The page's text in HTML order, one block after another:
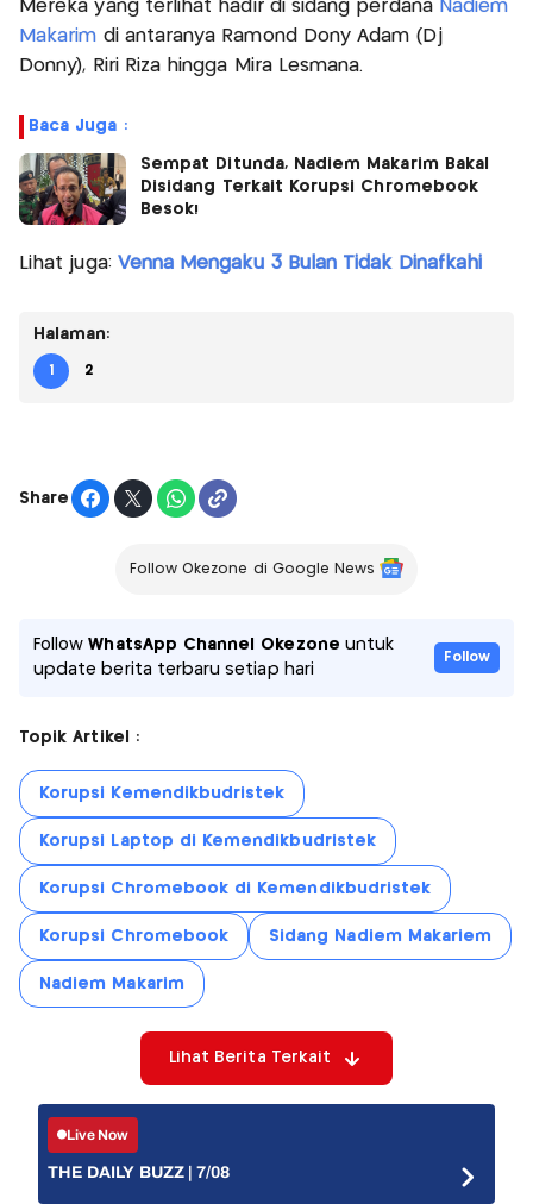
Mereka yang terlihat hadir di sidang perdanaNadiem
Makarim di antaranya Ramond Dony Adam (Dj
Donny), Riri Riza hingga Mira Lesmana.
Baca Juga :
Sempat Ditunda, Nadiem Makarim Bakal
Disidang Terkait Korupsi Chromebook
Besok!
Lihat juga: Venna Mengaku 3 Bulan Tidak Dinafkahi
Halaman:
1 2
Share
Follow Okezone di Google News
FollowWhatsApp Channel Okezone untuk
update berita terbaru setiap hari
Follow
Topik Artikel :
Korupsi Kemendikbudristek
Korupsi Laptop di Kemendikbudristek
Korupsi Chromebook di Kemendikbudristek
Korupsi Chromebook Sidang Nadiem Makariem
Nadiem Makarim
Lihat Berita Terkait
Live Now
THE DAILY BUZZ | 7/08